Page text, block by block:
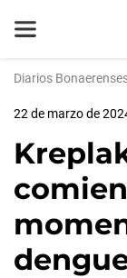
Diarios
22 de marzo de